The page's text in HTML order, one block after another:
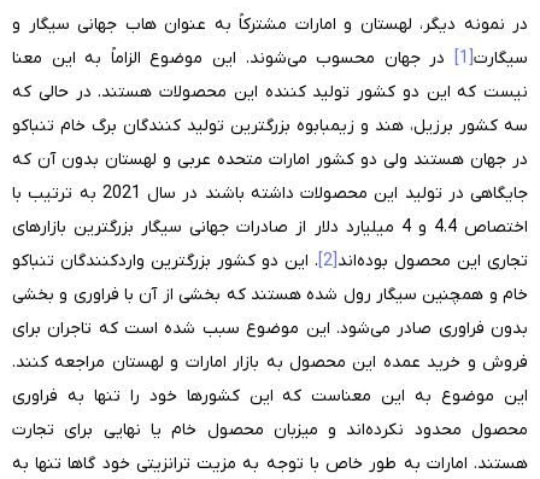
در نمونه دیگر، لهستان و امارات مشترکاً به عنوان هاب جهانی سیگار و
سیگارت[1]
در جهان محسوب می‌شوند. این موضوع الزاماً به این معنا
نیست که این دو کشور تولید کننده این محصولات هستند. در حالی که
سه کشور برزیل، هند و زیمبابوه بزرگترین تولید کنندگان برگ خام تنباکو
در جهان هستند ولی دو کشور امارات متحده عربی و لهستان بدون آن که
جایگاهی در تولید این محصولات داشته باشند در سال 2021 به ترتیب با
اختصاص 4.4 و 4 میلیارد دلار از صادرات جهانی سیگار بزرگترین بازارهای
تجاری این محصول بوده‌اند[2]
. این دو کشور بزرگترین واردکنندگان تنباکو
خام و همچنین سیگار رول شده هستند که بخشی از آن با فراوری و بخشی
بدون فراوری صادر می‌شود. این موضوع سبب شده است که تاجران برای
فروش و خرید عمده این محصول به بازار امارات و لهستان مراجعه کنند.
این موضوع به این معناست که این کشورها خود را تنها به فراوری
محصول محدود نکرده‌اند و میزبان محصول خام یا نهایی برای تجارت
هستند. امارات به طور خاص با توجه به مزیت ترانزیتی خود گاها تنها به